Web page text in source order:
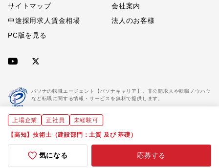
サイトマップ
会社案内
中途採用求人賃金相場
法人のお客様
PC版を見る
パソナの転職エージェント【パソナキャリア】。非公開求人や転職ノウハウ
など転職に関する情報・サービスを無料で提供します。
「パソナキャリア」は職業紹介優良事業者に認定されています。
上場企業 正社員 未経験可
【高知】技術士（建設部門：土質 及び 基礎）
気になる 応募する